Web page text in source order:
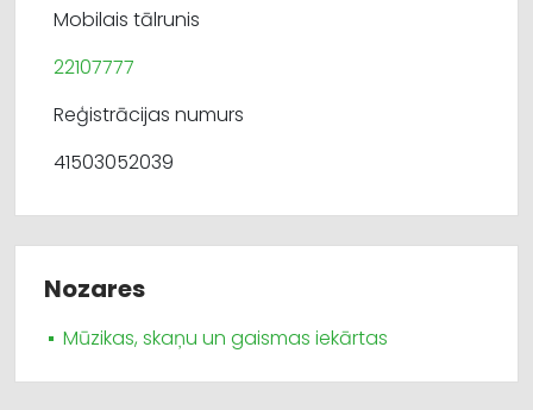
Mobilais tālrunis
22107777
Reģistrācijas numurs
41503052039
Nozares
Mūzikas, skaņu un gaismas iekārtas